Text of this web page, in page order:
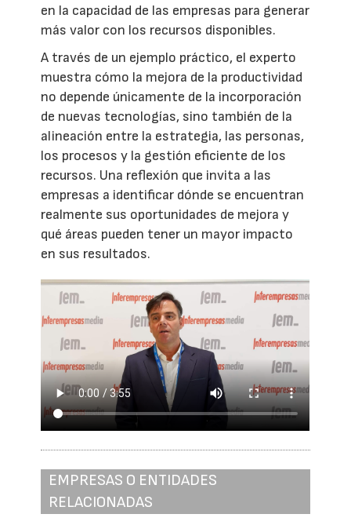
en la capacidad de las empresas para generar
más valor con los recursos disponibles.
A través de un ejemplo práctico, el experto
muestra cómo la mejora de la productividad
no depende únicamente de la incorporación
de nuevas tecnologías, sino también de la
alineación entre la estrategia, las personas,
los procesos y la gestión eficiente de los
recursos. Una reflexión que invita a las
empresas a identificar dónde se encuentran
realmente sus oportunidades de mejora y
qué áreas pueden tener un mayor impacto
en sus resultados.
EMPRESAS O ENTIDADES
RELACIONADAS